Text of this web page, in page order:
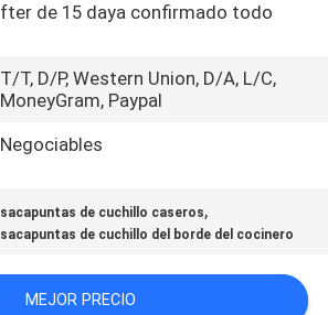
fter de 15 daya confirmado todo
T/T, D/P, Western Union, D/A, L/C,
MoneyGram, Paypal
Negociables
sacapuntas de cuchillo caseros,
sacapuntas de cuchillo del borde del cocinero
MEJOR PRECIO